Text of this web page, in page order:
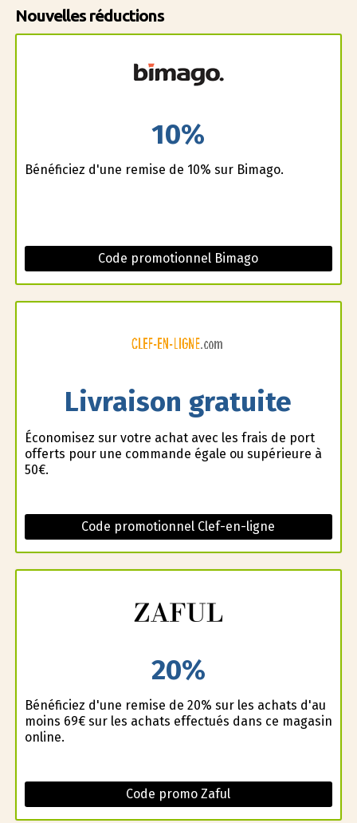
Nouvelles réductions
10%
Bénéficiez d'une remise de 10% sur Bimago.
Code promotionnel Bimago
Livraison gratuite
Économisez sur votre achat avec les frais de port
offerts pour une commande égale ou supérieure à
50€.
Code promotionnel Clef-en-ligne
20%
Bénéficiez d'une remise de 20% sur les achats d'au
moins 69€ sur les achats effectués dans ce magasin
online.
Code promo Zaful